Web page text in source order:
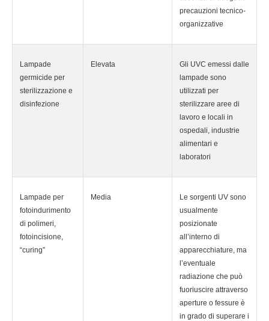
precauzioni tecnico-
organizzative
Lampade
germicide per
sterilizzazione e
disinfezione
Elevata
Gli UVC emessi dalle
lampade sono
utilizzati per
sterilizzare aree di
lavoro e locali in
ospedali, industrie
alimentari e
laboratori
Lampade per
fotoindurimento
di polimeri,
fotoincisione,
“curing”
Media
Le sorgenti UV sono
usualmente
posizionate
all’interno di
apparecchiature, ma
l’eventuale
radiazione che può
fuoriuscire attraverso
aperture o fessure è
in grado di superare i